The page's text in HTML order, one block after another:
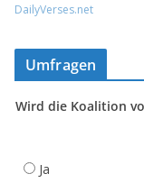
DailyVerses.net
Umfragen
Wird die Koalition
Ja